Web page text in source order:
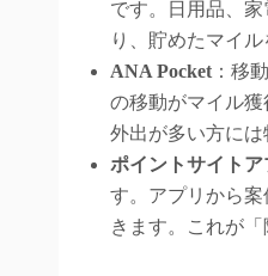
です。日用品、
り、貯めたマイ
ANA Pocket：移
の移動がマイル
外出が多い方には
ポイントサイトア
す。アプリから
きます。これが